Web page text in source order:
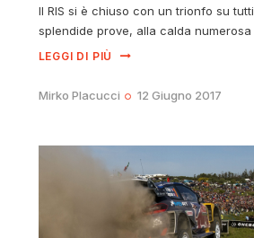
Il RIS si è chiuso con un trionfo su
splendide prove, alla calda
LEGGI DI PIÙ
Mirko Placucci 12 Giugno 2017